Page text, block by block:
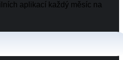
aplikací každý měsíc na